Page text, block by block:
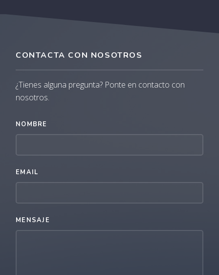
CONTACTA CON NOSOTROS
¿Tienes alguna pregunta? Ponte en contacto con
nosotros.
NOMBRE
EMAIL
MENSAJE